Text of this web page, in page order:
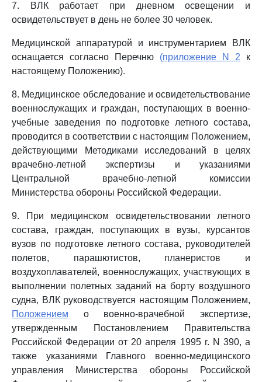
7. ВЛК работает при дневном освещении и
освидетельствует в день не более 30 человек.
Медицинской аппаратурой и инструментарием ВЛК
оснащается согласно Перечню (приложение N 2 к
настоящему Положению).
8. Медицинское обследование и освидетельствование
военнослужащих и граждан, поступающих в военно-
учебные заведения по подготовке летного состава,
проводится в соответствии с настоящим Положением,
действующими Методиками исследований в целях
врачебно-летной экспертизы и указаниями
Центральной врачебно-летной комиссии
Министерства обороны Российской Федерации.
9. При медицинском освидетельствовании летного
состава, граждан, поступающих в вузы, курсантов
вузов по подготовке летного состава, руководителей
полетов, парашютистов, планеристов и
воздухоплавателей, военнослужащих, участвующих в
выполнении полетных заданий на борту воздушного
судна, ВЛК руководствуется настоящим Положением,
Положением о военно-врачебной экспертизе,
утвержденным Постановлением Правительства
Российской Федерации от 20 апреля 1995 г. N 390, а
также указаниями Главного военно-медицинского
управления Министерства обороны Российской